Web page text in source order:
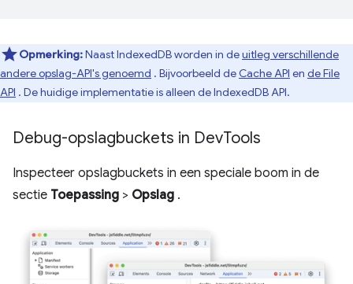
Opmerking:Naast IndexedDB worden in deuitleg verschillende
andere opslag-API's genoemd . Bijvoorbeeld de Cache API en de File
API . De huidige implementatie is alleen de IndexedDB API.
Debug-opslagbuckets in DevTools
Inspecteer opslagbuckets in een speciale boom in de
sectie Toepassing > Opslag .